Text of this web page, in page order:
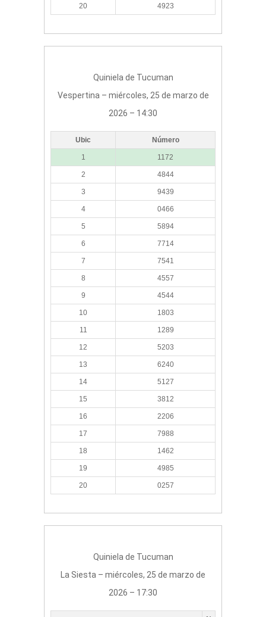
20 4923
Quiniela de Tucuman
Vespertina – miércoles, 25 de marzo de
2026 – 14:30
Ubic Número
1 1172
2 4844
3 9439
4 0466
5 5894
6 7714
7 7541
8 4557
9 4544
10 1803
11 1289
12 5203
13 6240
14 5127
15 3812
16 2206
17 7988
18 1462
19 4985
20 0257
Quiniela de Tucuman
La Siesta – miércoles, 25 de marzo de
2026 – 17:30